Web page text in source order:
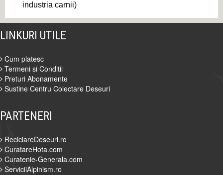
industria carnii)
LINKURI UTILE
Cum platesc
Termeni si Conditii
Preturi Abonamente
Sustine Centru Colectare Deseuri
PARTENERI
ReciclareDeseuri.ro
CuratareHota.com
Curatenie-Generala.com
ServiciiAlpinism.ro